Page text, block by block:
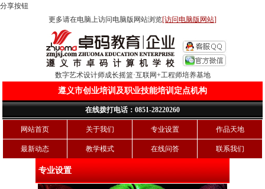
分享按钮
更多请在电脑上访问电脑版网站浏览[访问电脑版网站]
数字艺术设计师成长摇篮·互联网+工程师培养基地
遵义市创业培训及职业技能培训定点机构
在线拨打电话：0851-28220260
网站首页 关于我们 专业设置 作品天地
最新动态 教学模式 在线问答 联系我们
专业设置